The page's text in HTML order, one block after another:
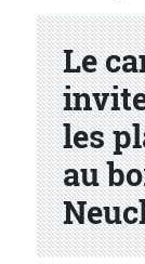
Le
les
au